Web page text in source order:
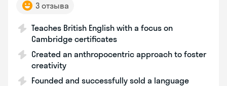
3 отзыва
Teaches British English with a focus on
Cambridge certificates
Created an anthropocentric approach to foster
creativity
Founded and successfully sold a language